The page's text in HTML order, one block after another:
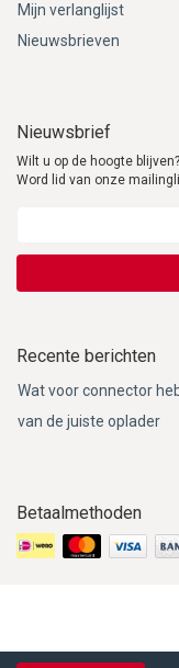
Mijn verlanglijst
Nieuwsbrieven
Nieuwsbrief
Wilt u op de hoogte blijven?
Word lid van onze
Recente berichten
Wat voor connector
van de juiste oplader
Betaalmethoden